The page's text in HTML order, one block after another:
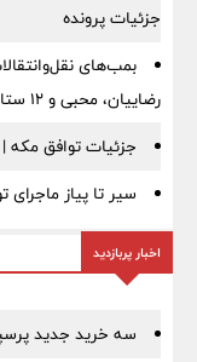
جزئیات پرونده
بمب‌های
رضاییان، محبی و ۱۲ ستاره لو رفت
جزئیات توافق مکه |
سیر تا پیاز
اخبار پربازدید
سه خرید جدید